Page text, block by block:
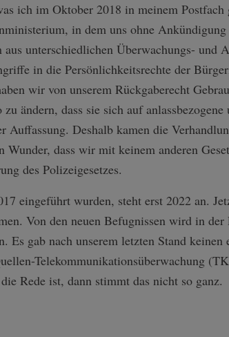
ich im Oktober 2018 in meinem Postfach
in dem uns ohne Ankündigung
unterschiedlichen Überwachungs- und
in die Persönlichkeitsrechte der
wir von unserem Rückgaberecht
ändern, dass sie sich auf
Auffassung. Deshalb kamen die
dass wir mit keinem anderen
des Polizeigesetzes.
eingeführt wurden, steht erst 2022 an.
Von den neuen Befugnissen wird in
Es gab nach unserem letzten Stand
Telekom­munikationsüber­wachung
Rede ist, dann stimmt das nicht so ganz.